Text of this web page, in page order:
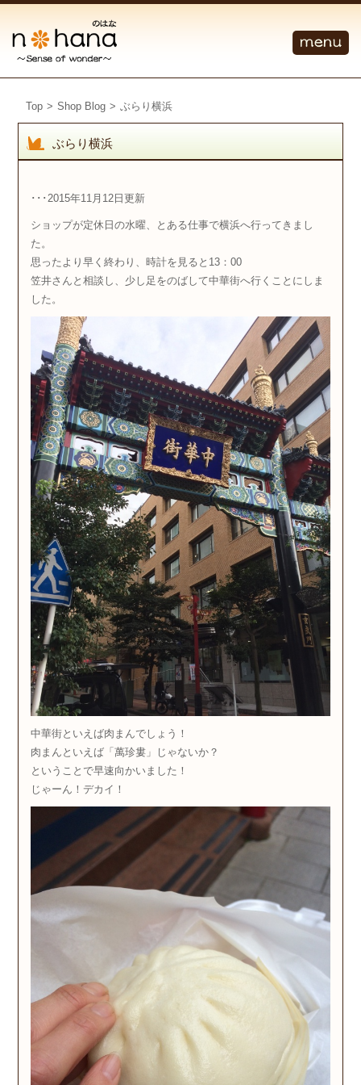
Top > Shop Blog > ぶらり横浜
ぶらり横浜
･･･2015年11月12日更新
ショップが定休日の水曜、とある仕事で横浜へ行ってきまし
た。
思ったより早く終わり、時計を見ると13：00
笠井さんと相談し、少し足をのばして中華街へ行くことにしま
した。
中華街といえば肉まんでしょう！
肉まんといえば「萬珍婁」じゃないか？
ということで早速向かいました！
じゃーん！デカイ！